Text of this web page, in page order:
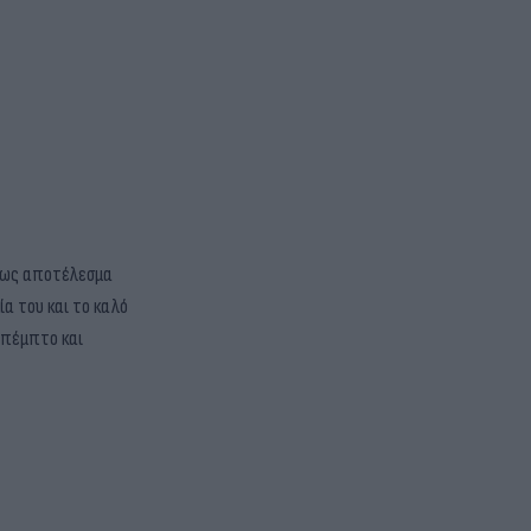
αποτέλεσμα
του και το καλό
και